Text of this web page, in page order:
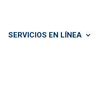
SERVICIOS EN LÍNEA